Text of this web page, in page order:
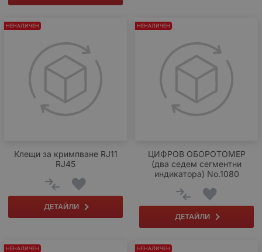
Клещи за кримпване RJ11
RJ45
ДЕТАЙЛИ
НЕНАЛИЧЕН
ЦИФРОВ ОБОРОТОМЕР
(два седем сегментни
индикатора) No.1080
ДЕТАЙЛИ
НЕНАЛИЧЕН
НЕНАЛИЧЕН НЕНАЛИЧЕН